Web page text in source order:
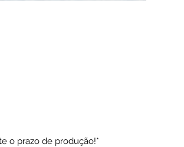
o prazo de produção!*